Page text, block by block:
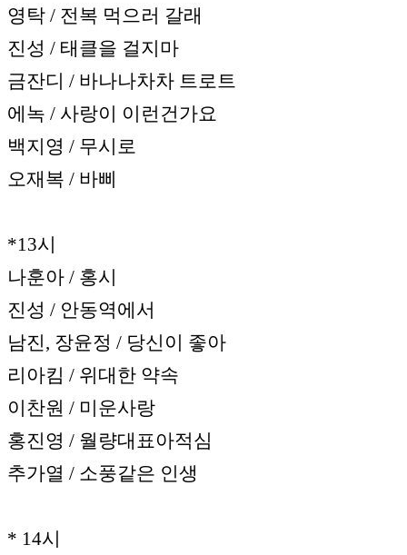
영탁 / 전복 먹으러 갈래
진성 / 태클을 걸지마
금잔디 / 바나나차차 트로트
에녹 / 사랑이 이런건가요
백지영 / 무시로
오재복 / 바삐
*13시
나훈아 / 홍시
진성 / 안동역에서
남진, 장윤정 / 당신이 좋아
리아킴 / 위대한 약속
이찬원 / 미운사랑
홍진영 / 월량대표아적심
추가열 / 소풍같은 인생
* 14시